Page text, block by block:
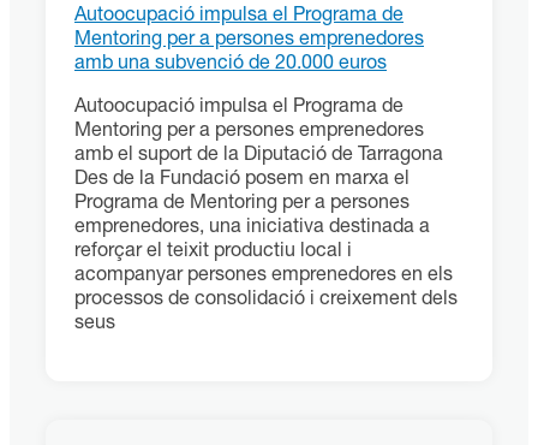
Autoocupació impulsa el Programa de
Mentoring per a persones emprenedores
amb una subvenció de 20.000 euros
Autoocupació impulsa el Programa de
Mentoring per a persones emprenedores
amb el suport de la Diputació de Tarragona
Des de la Fundació posem en marxa el
Programa de Mentoring per a persones
emprenedores, una iniciativa destinada a
reforçar el teixit productiu local i
acompanyar persones emprenedores en els
processos de consolidació i creixement dels
seus